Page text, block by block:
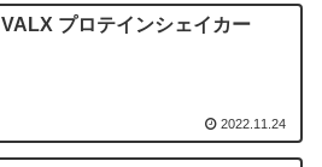
VALX プロテインシェイカー
2022.11.24